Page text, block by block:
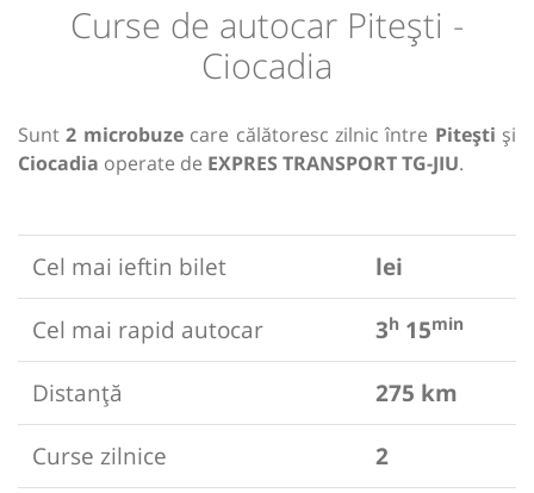
Curse de autocar Pitești -
Ciocadia
Sunt2 microbuzecare călătoresc zilnic între Pitești și
Ciocadia operate de EXPRES TRANSPORT TG-JIU.
Cel mai ieftin bilet
lei
Cel mai rapid autocar
3h 15min
Distanță
275 km
Curse zilnice
2